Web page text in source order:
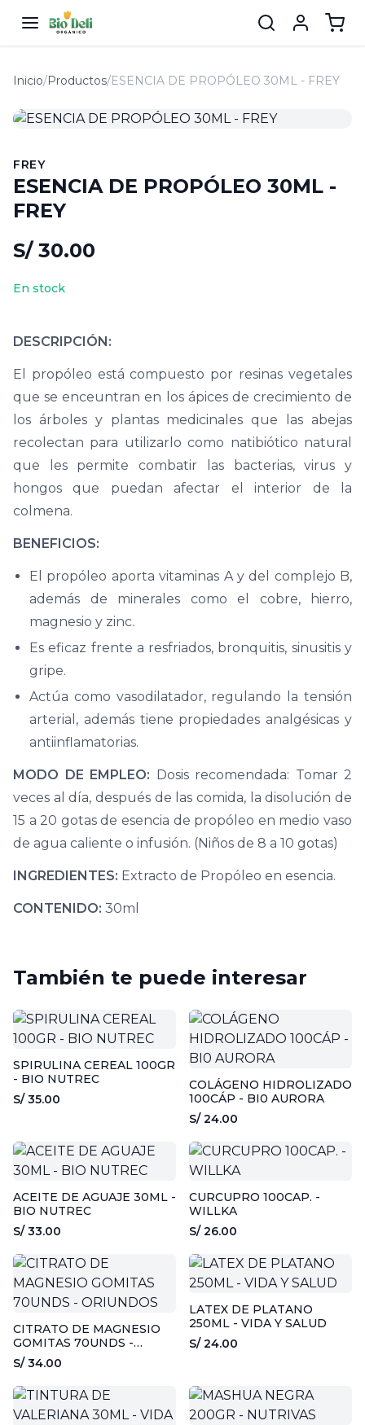
Inicio/Productos/ESENCIA DE PROPÓLEO 30ML - FREY
FREY
ESENCIA DE PROPÓLEO 30ML -
FREY
S/ 30.00
En stock
DESCRIPCIÓN:
El propóleo está compuesto por resinas vegetales
que se enceuntran en los ápices de crecimiento de
los árboles y plantas medicinales que las abejas
recolectan para utilizarlo como natibiótico natural
que les permite combatir las bacterias, virus y
hongos que puedan afectar el interior de la
colmena.
BENEFICIOS:
El propóleo aporta vitaminas A y del complejo B,
además de minerales como el cobre, hierro,
magnesio y zinc.
Es eficaz frente a resfriados, bronquitis, sinusitis y
gripe.
Actúa como vasodilatador, regulando la tensión
arterial, además tiene propiedades analgésicas y
antiinflamatorias.
MODO DE EMPLEO: Dosis recomendada: Tomar 2
veces al día, después de las comida, la disolución de
15 a 20 gotas de esencia de propóleo en medio vaso
de agua caliente o infusión. (Niños de 8 a 10 gotas)
INGREDIENTES: Extracto de Propóleo en esencia.
CONTENIDO: 30ml
También te puede interesar
SPIRULINA CEREAL 100GR
- BIO NUTREC
S/ 35.00
COLÁGENO HIDROLIZADO
100CÁP - BI0 AURORA
S/ 24.00
ACEITE DE AGUAJE 30ML -
BIO NUTREC
S/ 33.00
CURCUPRO 100CAP. -
WILLKA
S/ 26.00
CITRATO DE MAGNESIO
GOMITAS 70UNDS -
ORIUNDOS
S/ 34.00
LATEX DE PLATANO
250ML - VIDA Y SALUD
S/ 24.00